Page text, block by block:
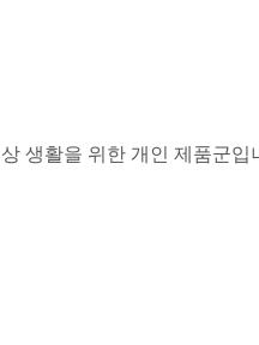
생활을 위한 개인 제품군입